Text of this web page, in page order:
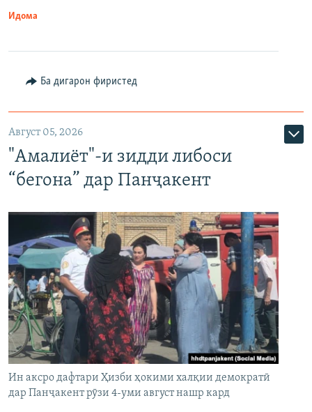
Идома
Ба дигарон фиристед
Август 05, 2026
"Амалиёт"-и зидди либоси
“бегона” дар Панҷакент
Ин аксро дафтари Ҳизби ҳокими халқии демократӣ
дар Панҷакент рӯзи 4-уми август нашр кард